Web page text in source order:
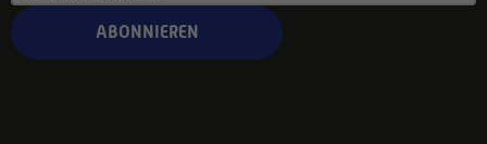
ABONNIEREN